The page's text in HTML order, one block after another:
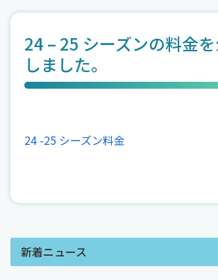
24 – 25 シーズンの料金
しました。
24 -25 シーズン料金
新着ニュース